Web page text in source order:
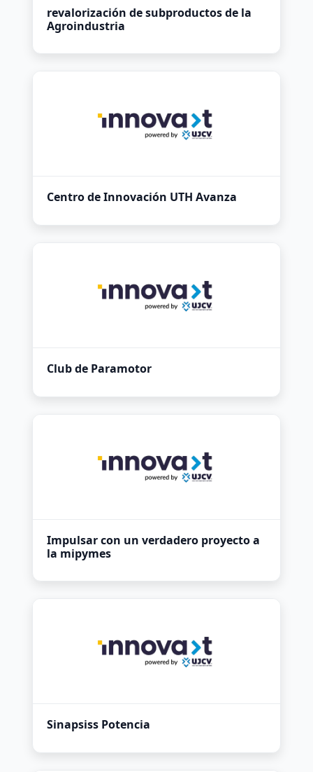
revalorización de subproductos de la
Agroindustria
Centro de Innovación UTH Avanza
Club de Paramotor
Impulsar con un verdadero proyecto a
la mipymes
Sinapsiss Potencia